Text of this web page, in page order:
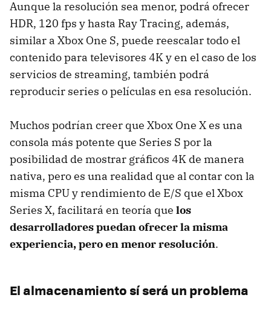
Aunque la resolución sea menor, podrá ofrecer
HDR, 120 fps y hasta Ray Tracing, además,
similar a Xbox One S, puede reescalar todo el
contenido para televisores 4K y en el caso de los
servicios de streaming, también podrá
reproducir series o películas en esa resolución.
Muchos podrían creer que Xbox One X es una
consola más potente que Series S por la
posibilidad de mostrar gráficos 4K de manera
nativa, pero es una realidad que al contar con la
misma CPU y rendimiento de E/S que el Xbox
Series X, facilitará en teoría que los
desarrolladores puedan ofrecer la misma
experiencia, pero en menor resolución.
El almacenamiento sí será un problema